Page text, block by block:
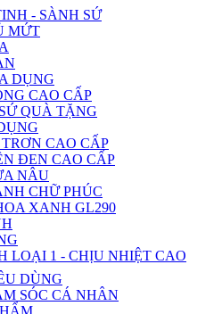
- SÀNH SỨ
MỨT
DỤNG
CAO CẤP
QUÀ TẶNG
CAO CẤP
ĐEN CAO CẤP
NÂU
CHỮ PHÚC
XANH GL290
LOẠI 1 - CHỊU NHIỆT CAO
DÙNG
SÓC CÁ NHÂN